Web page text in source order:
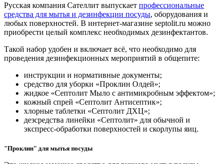
Русская компания Сателлит выпускает профессиональные
средства для мытья и дезинфекции посуды, оборудования и
любых поверхностей. В интернет-магазине septolit.ru можно
приобрести целый комплекс необходимых дезинфектантов.
Такой набор удобен и включает всё, что необходимо для
проведения дезинфекционных мероприятий в общепите:
инструкции и нормативные документы;
средство для уборки «Проклин Олдей»;
жидкое «Септолит Мыло с антимикробным эффектом»;
кожный спрей «Септолит Антисептик»;
хлорные таблетки «Септолит ДХЦ»;
дезсредства линейки «Септолит» для обычной и
экспресс-обработки поверхностей и скорлупы яиц.
"Проклин" для мытья посуды